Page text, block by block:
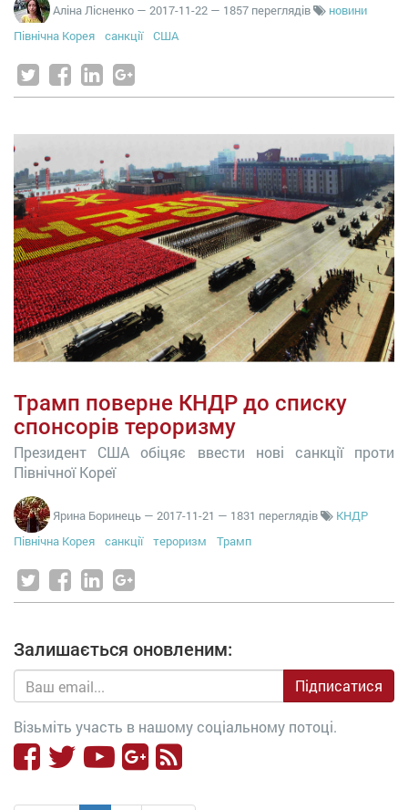
Аліна Лісненко — 2017-11-22 — 1857 переглядів
новини
Північна Корея
санкції США
Трамп поверне КНДР до списку
спонсорів тероризму
Президент США обіцяє ввести нові санкції проти
Північної Кореї
Ярина Боринець — 2017-11-21 — 1831 переглядів
КНДР
Північна Корея
санкції тероризм Трамп
Залишається оновленим:
Підписатися
Візьміть участь в нашому соціальному потоці.